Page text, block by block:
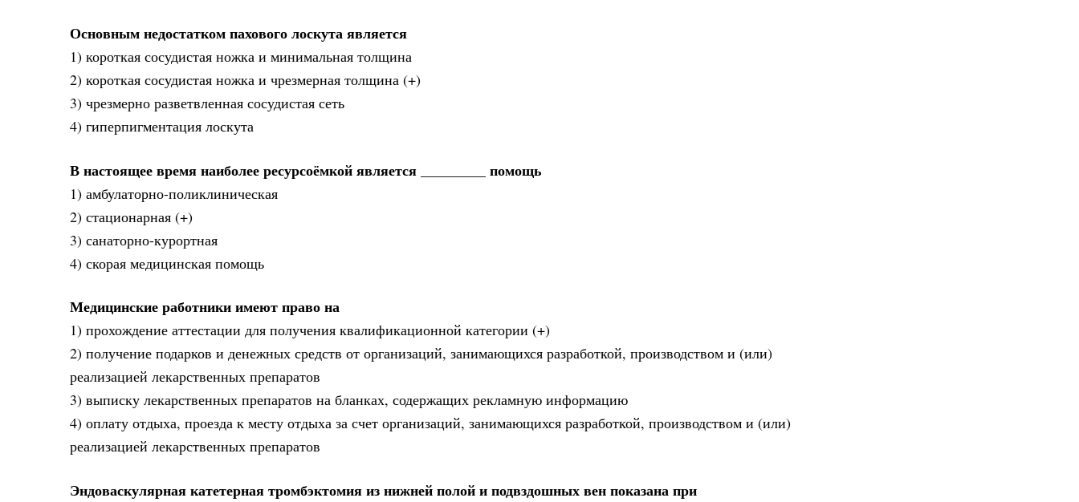
Основным недостатком пахового лоскута является
1) короткая сосудистая ножка и минимальная толщина
2) короткая сосудистая ножка и чрезмерная толщина (+)
3) чрезмерно разветвленная сосудистая сеть
4) гиперпигментация лоскута
В настоящее время наиболее ресурсоёмкой является _________ помощь
1) амбулаторно-поликлиническая
2) стационарная (+)
3) санаторно-курортная
4) скорая медицинская помощь
Медицинские работники имеют право на
1) прохождение аттестации для получения квалификационной категории (+)
2) получение подарков и денежных средств от организаций, занимающихся разработкой, производством и (или)
реализацией лекарственных препаратов
3) выписку лекарственных препаратов на бланках, содержащих рекламную информацию
4) оплату отдыха, проезда к месту отдыха за счет организаций, занимающихся разработкой, производством и (или)
реализацией лекарственных препаратов
Эндоваскулярная катетерная тромбэктомия из нижней полой и подвздошных вен показана при